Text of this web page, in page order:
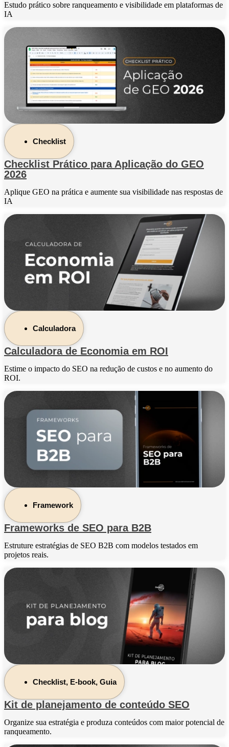
Estudo prático sobre ranqueamento e visibilidade em plataformas de
IA
Checklist
Checklist Prático para Aplicação do GEO
2026
Aplique GEO na prática e aumente sua visibilidade nas respostas de
IA
Calculadora
Calculadora de Economia em ROI
Estime o impacto do SEO na redução de custos e no aumento do
ROI.
Framework
Frameworks de SEO para B2B
Estruture estratégias de SEO B2B com modelos testados em
projetos reais.
Checklist, E-book, Guia
Kit de planejamento de conteúdo SEO
Organize sua estratégia e produza conteúdos com maior potencial de
ranqueamento.